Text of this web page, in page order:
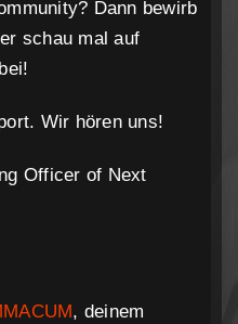
Dann bewirb
schau mal auf
Wir hören uns!
Officer of Next
, deinem